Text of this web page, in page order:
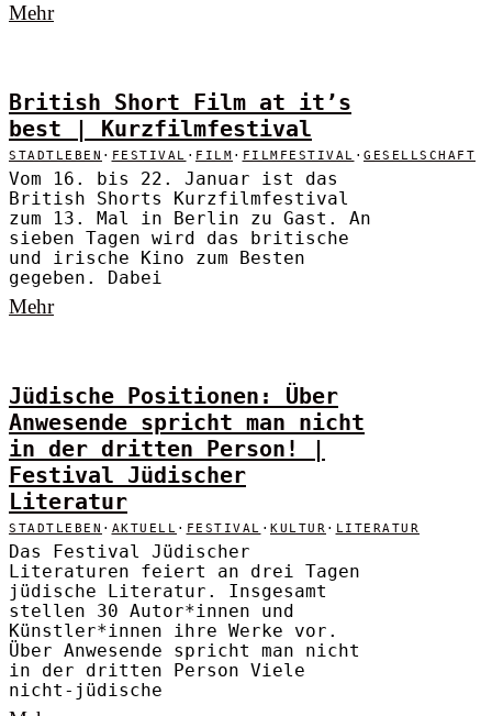
Mehr
British Short Film at it’s
best | Kurzfilmfestival
STADTLEBEN · FESTIVAL · FILM · FILMFESTIVAL · GESELLSCHAFT
Vom 16. bis 22. Januar ist das
British Shorts Kurzfilmfestival
zum 13. Mal in Berlin zu Gast. An
sieben Tagen wird das britische
und irische Kino zum Besten
gegeben. Dabei
Mehr
Jüdische Positionen: Über
Anwesende spricht man nicht
in der dritten Person! |
Festival Jüdischer
Literatur
STADTLEBEN · AKTUELL · FESTIVAL · KULTUR · LITERATUR
Das Festival Jüdischer
Literaturen feiert an drei Tagen
jüdische Literatur. Insgesamt
stellen 30 Autor*innen und
Künstler*innen ihre Werke vor.
Über Anwesende spricht man nicht
in der dritten Person Viele
nicht-jüdische